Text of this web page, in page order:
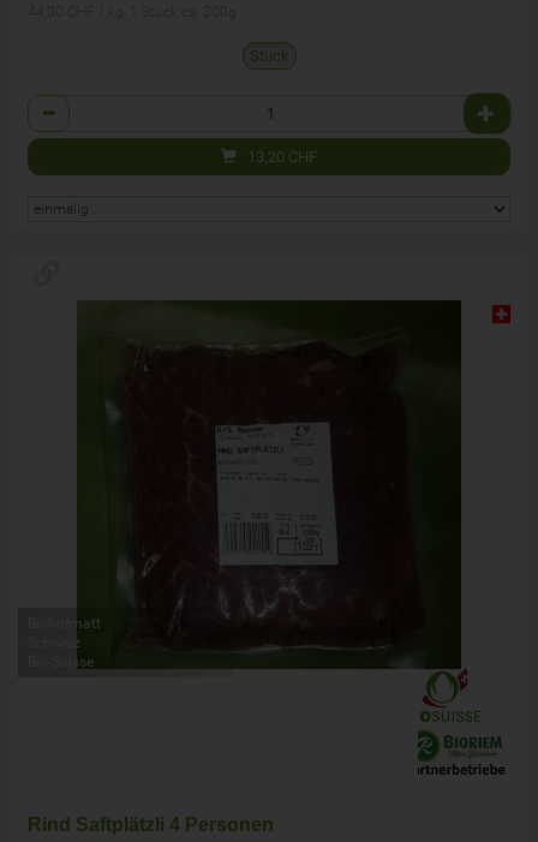
Stück
Anzahl
13,20 CHF
Biohofmatt
Schweiz
Bio-Suisse
Rind Saftplätzli 4 Personen